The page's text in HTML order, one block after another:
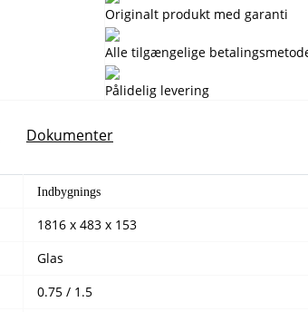
Originalt produkt med garanti
Alle tilgængelige
Pålidelig levering
Dokumenter
Indbygnings
1816 x 483 x 153
Glas
0.75 / 1.5